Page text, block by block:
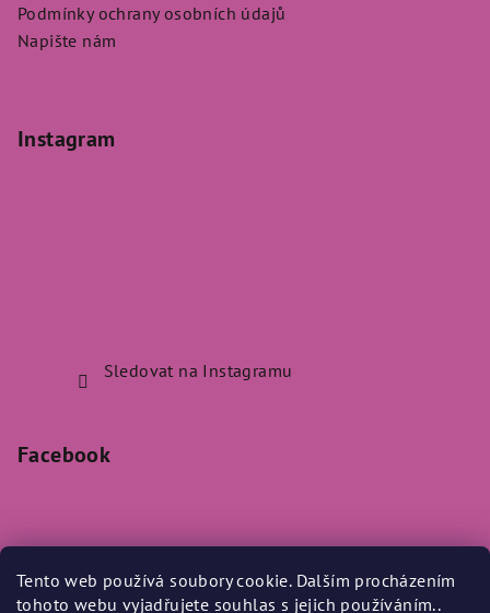
Tento web používá soubory cookie. Dalším procházením
tohoto webu vyjadřujete souhlas s jejich používáním..
Podmínky ochrany osobních údajů
Napište nám
Instagram
Sledovat na Instagramu
Facebook
Přijímáme online platby